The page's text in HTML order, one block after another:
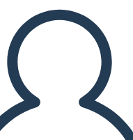
SCENARIJA
MI